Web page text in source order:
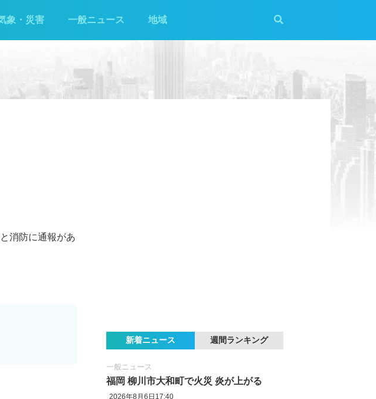
象・災害 一般ニュース 地域
消防に通報があ
新着ニュース 週間ランキング
一般ニュース
福岡 柳川市大和町で火災 炎が上がる
2026年8月6日17:40